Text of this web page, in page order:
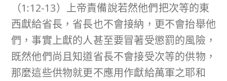
（1:12-13）上帝責備說若然他們把次等的東
西獻給省長，省長也不會接納，更不會抬舉他
們，事實上獻的人甚至要冒著受懲罰的風險，
既然他們尚且知道省長不會接受次等的供物，
那麼這些供物就更不應用作獻給萬軍之耶和